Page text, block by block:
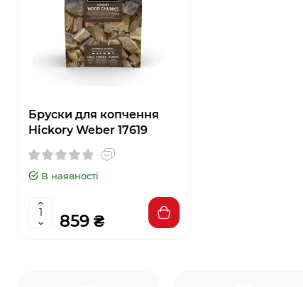
Бруски для копчення
Hickory Weber 17619
В наявності
859 ₴